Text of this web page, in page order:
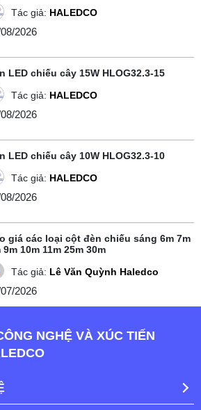
Tác giả: HALEDCO
2026
LED chiếu cây 15W HLOG32.3-15
Tác giả: HALEDCO
2026
LED chiếu cây 10W HLOG32.3-10
Tác giả: HALEDCO
2026
giá các loại cột đèn chiếu sáng 6m 7m
9m 10m 11m 25m 30m
Tác giả: Lê Văn Quỳnh Haledco
2026
NGHỆ VÀ XÚC TIẾN